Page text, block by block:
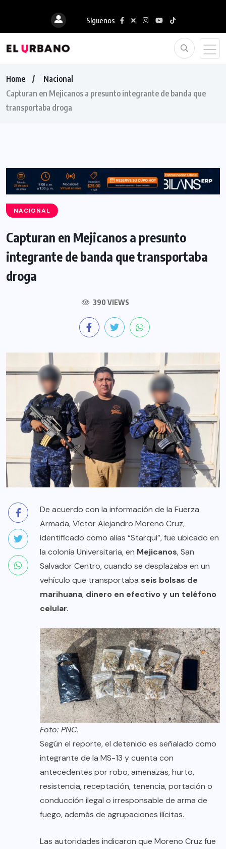
Síguenos
Home
Nacional
Capturan en Mejicanos a presunto integrante de banda que
transportaba droga
NACIONAL
Capturan en Mejicanos a presunto
integrante de banda que transportaba
droga
390 VIEWS
De acuerdo con la información de la Fuerza
Armada, Víctor Alejandro Moreno Cruz,
identificado como alias “Starqui”, fue ubicado en
la colonia Universitaria, en Mejicanos, San
Salvador Centro, cuando se desplazaba en un
vehículo que transportaba seis bolsas de
marihuana, dinero en efectivo y un teléfono
celular.
Foto: PNC.
Según el reporte, el detenido es señalado como
integrante de la MS-13 y cuenta con
antecedentes por robo, amenazas, hurto,
resistencia, receptación, tenencia, portación o
conducción ilegal o irresponsable de arma de
fuego, además de agrupaciones ilícitas.
Las autoridades indicaron que Moreno Cruz fue